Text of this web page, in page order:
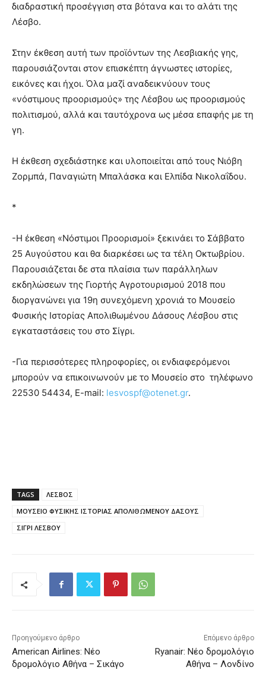
διαδραστική προσέγγιση στα βότανα και το αλάτι της
Λέσβο.
Στην έκθεση αυτή των προϊόντων της Λεσβιακής γης,
παρουσιάζονται στον επισκέπτη άγνωστες ιστορίες,
εικόνες και ήχοι. Όλα μαζί αναδεικνύουν τους
«νόστιμους προορισμούς» της Λέσβου ως προορισμούς
πολιτισμού, αλλά και ταυτόχρονα ως μέσα επαφής με τη
γη.
Η έκθεση σχεδιάστηκε και υλοποιείται από τους Νιόβη
Ζορμπά, Παναγιώτη Μπαλάσκα και Ελπίδα Νικολαΐδου.
*
-Η έκθεση «Νόστιμοι Προορισμοί» ξεκινάει το Σάββατο
25 Αυγούστου και θα διαρκέσει ως τα τέλη Οκτωβρίου.
Παρουσιάζεται δε στα πλαίσια των παράλληλων
εκδηλώσεων της Γιορτής Αγροτουρισμού 2018 που
διοργανώνει για 19η συνεχόμενη χρονιά το Μουσείο
Φυσικής Ιστορίας Απολιθωμένου Δάσους Λέσβου στις
εγκαταστάσεις του στο Σίγρι.
-Για περισσότερες πληροφορίες, οι ενδιαφερόμενοι
μπορούν να επικοινωνούν με το Μουσείο στο τηλέφωνο
22530 54434, E-mail: lesvospf@otenet.gr.
TAGS
ΛΕΣΒΟΣ
ΜΟΥΣΕΙΟ ΦΥΣΙΚΗΣ ΙΣΤΟΡΙΑΣ ΑΠΟΛΙΘΩΜΕΝΟΥ ΔΑΣΟΥΣ
ΣΙΓΡΙ ΛΕΣΒΟΥ
Προηγούμενο άρθρο
American Airlines: Νέο
δρομολόγιο Αθήνα – Σικάγο
Επόμενο άρθρο
Ryanair: Νέο δρομολόγιο
Αθήνα – Λονδίνο